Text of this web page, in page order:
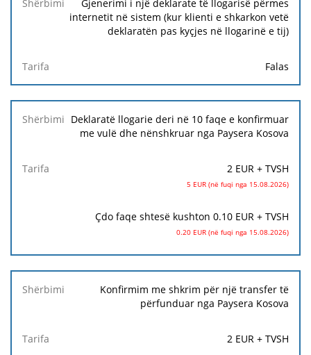
Gjenerimi i një deklarate të llogarisë përmes
internetit në sistem (kur klienti e shkarkon vetë
deklaratën pas kyçjes në llogarinë e tij)
Falas
Deklaratë llogarie deri në 10 faqe e konfirmuar
me vulë dhe nënshkruar nga Paysera Kosova
2 EUR + TVSH
5 EUR (në fuqi nga 15.08.2026)
Çdo faqe shtesë kushton 0.10 EUR + TVSH
0.20 EUR (në fuqi nga 15.08.2026)
Konfirmim me shkrim për një transfer të
përfunduar nga Paysera Kosova
2 EUR + TVSH